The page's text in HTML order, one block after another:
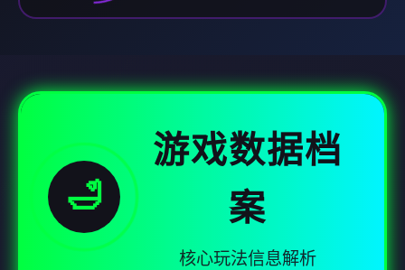
🛁
游戏数据档
案
核心玩法信息解析